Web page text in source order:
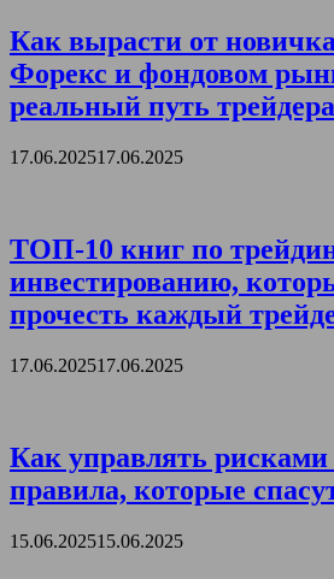
Как вырасти от
Форекс и фондовом
реальный путь трейдера
17.06.202517.06.2025
ТОП-10 книг по
инвестированию,
прочесть каждый
17.06.202517.06.2025
Как управлять рисками
правила, которые
15.06.202515.06.2025